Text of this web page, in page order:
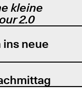
kleine
2.0
neue